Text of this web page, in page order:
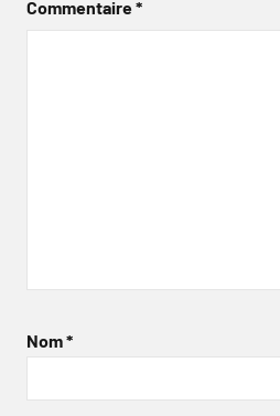
Commentaire*
Nom*